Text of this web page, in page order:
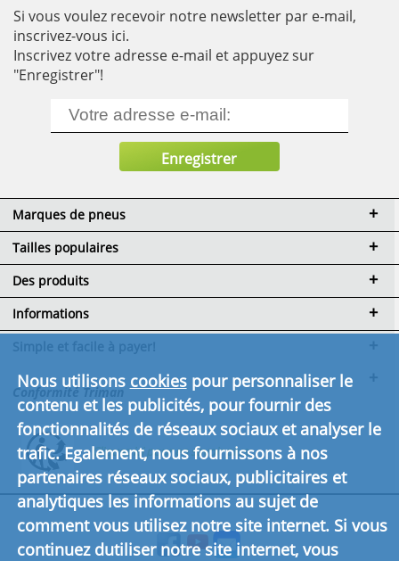
Si vous voulez recevoir notre newsletter par e-mail,
inscrivez-vous ici.
Inscrivez votre adresse e-mail et appuyez sur
"Enregistrer"!
Marques de pneus
Tailles populaires
Des produits
Informations
et de livraison
Inscription partenaire de
Conformité Triman
Cliquez ici pour en savoir plus.
Nous utilisons cookiespour personnaliser le
contenu et les publicités, pour fournir des
fonctionnalités de réseaux sociaux et analyser le
trafic. Egalement, nous fournissons à nos
partenaires réseaux sociaux, publicitaires et
analytiques les informations au sujet de
comment vous utilisez notre site internet. Si vous
continuez dutiliser notre site internet, vous